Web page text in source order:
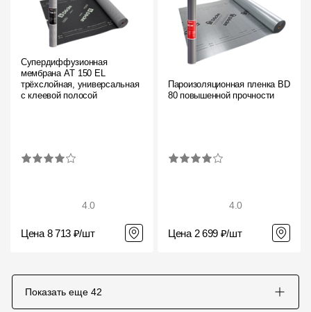
Супердиффузионная
мембрана АT 150 EL
трёхслойная, универсальная
с клеевой полосой
4.0
Цена 8 713 ₽/шт
Пароизоляционная пленка BD
80 повышенной прочности
4.0
Цена 2 699 ₽/шт
Показать еще 42